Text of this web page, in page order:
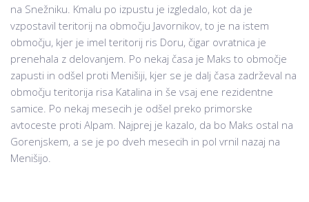
na Snežniku. Kmalu po izpustu je izgledalo, kot da je
vzpostavil teritorij na območju Javornikov, to je na istem
območju, kjer je imel teritorij ris Doru, čigar ovratnica je
prenehala z delovanjem. Po nekaj časa je Maks to območje
zapusti in odšel proti Menišiji, kjer se je dalj časa zadrževal na
območju teritorija risa Katalina in še vsaj ene rezidentne
samice. Po nekaj mesecih je odšel preko primorske
avtoceste proti Alpam. Najprej je kazalo, da bo Maks ostal na
Gorenjskem, a se je po dveh mesecih in pol vrnil nazaj na
Menišijo.